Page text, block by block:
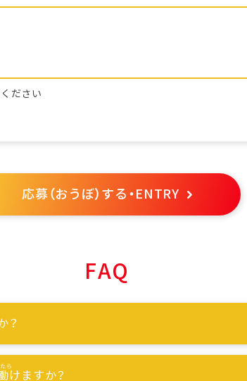
ださい
応募（おうぼ）する・ENTRY
FAQ
？
けますか？